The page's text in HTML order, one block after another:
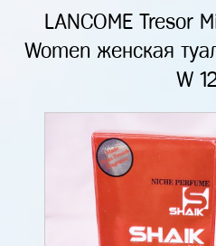
LANCOME Tresor
Women женская
W